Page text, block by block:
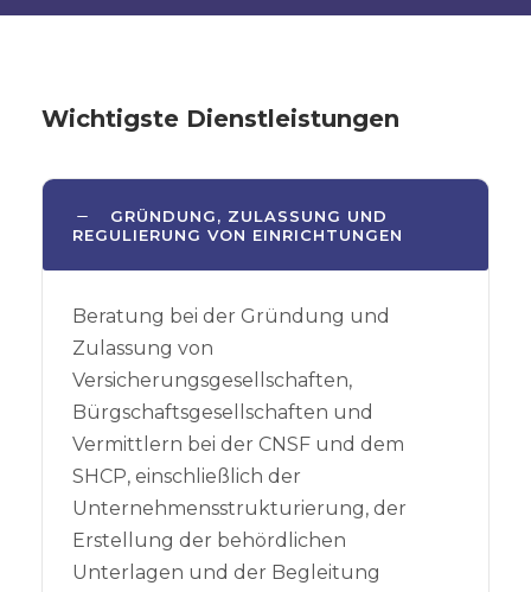
Wichtigste Dienstleistungen
GRÜNDUNG, ZULASSUNG UND
REGULIERUNG VON EINRICHTUNGEN
Beratung bei der Gründung und
Zulassung von
Versicherungsgesellschaften,
Bürgschaftsgesellschaften und
Vermittlern bei der CNSF und dem
SHCP, einschließlich der
Unternehmensstrukturierung, der
Erstellung der behördlichen
Unterlagen und der Begleitung